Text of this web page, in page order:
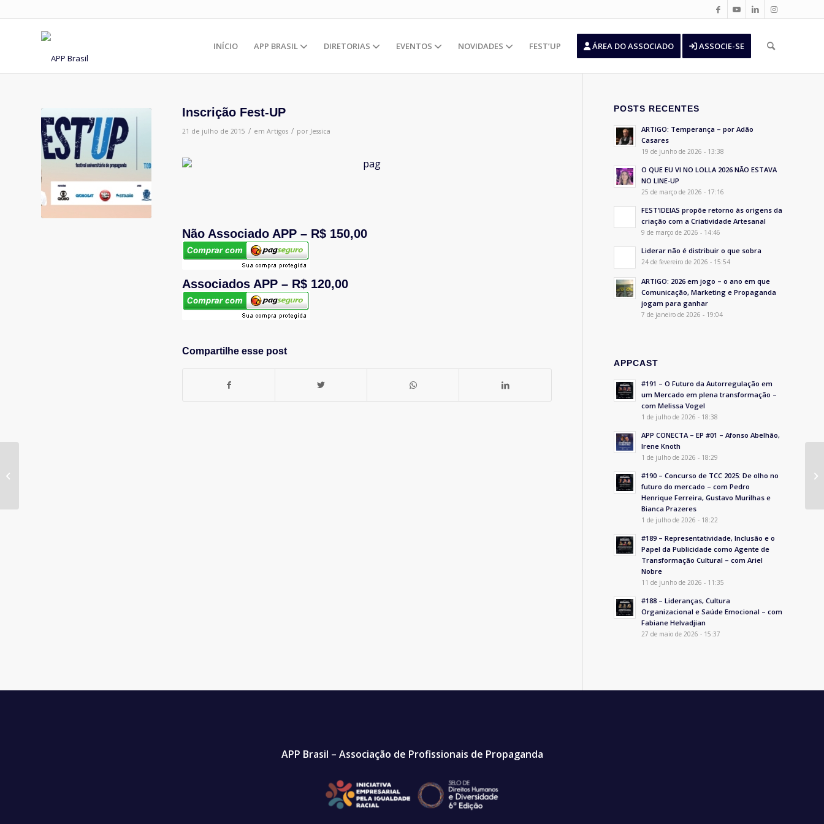
INÍCIO APP BRASIL DIRETORIAS EVENTOS NOVIDADES FEST’UP ÁREA DO ASSOCIADO ASSOCIE-SE
Inscrição Fest-UP
21 de julho de 2015 / em Artigos / por Jessica
Não Associado APP – R$ 150,00
Associados APP – R$ 120,00
Compartilhe esse post
POSTS RECENTES
ARTIGO: Temperança – por Adão
Casares
19 de junho de 2026 - 13:38
O QUE EU VI NO LOLLA 2026 NÃO ESTAVA
NO LINE-UP
25 de março de 2026 - 17:16
FEST’IDEIAS propõe retorno às origens da
criação com a Criatividade Artesanal
9 de março de 2026 - 14:46
Liderar não é distribuir o que sobra
24 de fevereiro de 2026 - 15:54
ARTIGO: 2026 em jogo – o ano em que
Comunicação, Marketing e Propaganda
jogam para ganhar
7 de janeiro de 2026 - 19:04
APPCAST
#191 – O Futuro da Autorregulação em
um Mercado em plena transformação –
com Melissa Vogel
1 de julho de 2026 - 18:38
APP CONECTA – EP #01 – Afonso Abelhão,
Irene Knoth
1 de julho de 2026 - 18:29
#190 – Concurso de TCC 2025: De olho no
futuro do mercado – com Pedro
Henrique Ferreira, Gustavo Murilhas e
Bianca Prazeres
1 de julho de 2026 - 18:22
#189 – Representatividade, Inclusão e o
Papel da Publicidade como Agente de
Transformação Cultural – com Ariel
Nobre
11 de junho de 2026 - 11:35
#188 – Lideranças, Cultura
Organizacional e Saúde Emocional – com
Fabiane Helvadjian
27 de maio de 2026 - 15:37
APP Brasil – Associação de Profissionais de Propaganda